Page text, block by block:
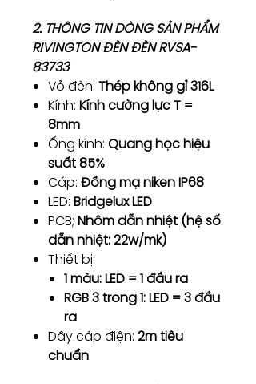
2. THÔNG TIN DÒNG SẢN PHẨM
RIVINGTON ĐÈN ĐÈN RVSA-
83733
Vỏ đèn: Thép không gỉ 316L
Kính: Kính cường lực T =
8mm
Ống kính: Quang học hiệu
suất 85%
Cáp: Đồng mạ niken IP68
LED: Bridgelux LED
PCB; Nhôm dẫn nhiệt (hệ số
dẫn nhiệt: 22w/mk)
Thiết bị:
1 màu: LED = 1 đầu ra
RGB 3 trong 1: LED = 3 đầu
ra
Dây cáp điện: 2m tiêu
chuẩn